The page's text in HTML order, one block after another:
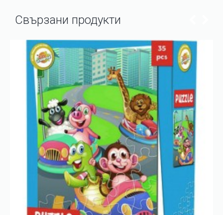
Свързани продукти